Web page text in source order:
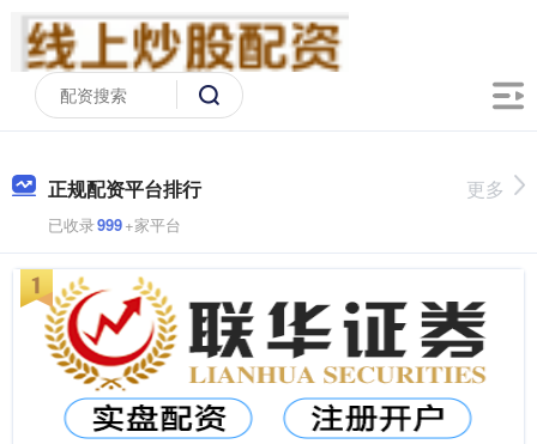
正规配资平台排行
已收录999+家平台
更多